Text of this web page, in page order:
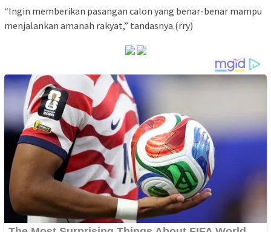
“Ingin memberikan pasangan calon yang benar-benar mampu
menjalankan amanah rakyat,” tandasnya.(rry)